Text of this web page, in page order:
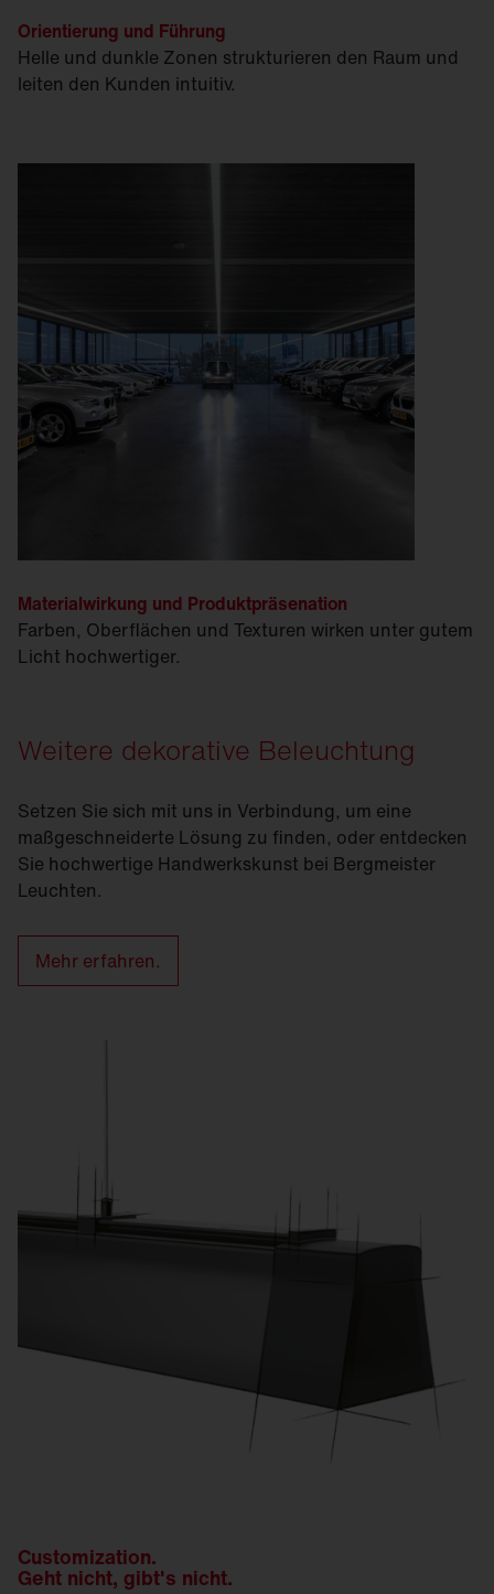
Orientierung und Führung
Helle und dunkle Zonen strukturieren den Raum und
leiten den Kunden intuitiv.
Materialwirkung und Produktpräsenation
Farben, Oberflächen und Texturen wirken unter gutem
Licht hochwertiger.
Weitere dekorative Beleuchtung
Setzen Sie sich mit uns in Verbindung, um eine
maßgeschneiderte Lösung zu finden, oder entdecken
Sie hochwertige Handwerkskunst bei Bergmeister
Leuchten.
Mehr erfahren.
Customization.
Geht nicht, gibt's nicht.